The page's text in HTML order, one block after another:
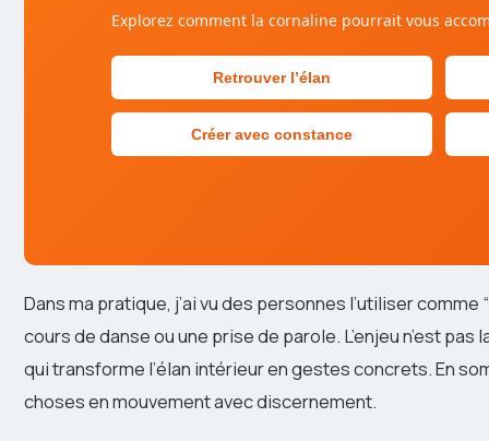
Explorez comment la cornaline pourrait vous
Retrouver l’élan
Créer avec constance
Dans ma pratique, j’ai vu des personnes l’utiliser
cours de danse ou une prise de parole. L’enjeu n’est
qui transforme l’élan intérieur en gestes concrets. En
choses en mouvement avec discernement.